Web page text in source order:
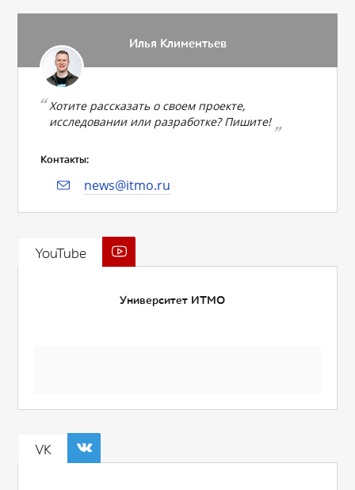
Илья Климентьев
Хотите рассказать о своем проекте,
исследовании или разработке? Пишите!
Контакты:
news@itmo.ru
YouTube
Университет ИТМО
VK